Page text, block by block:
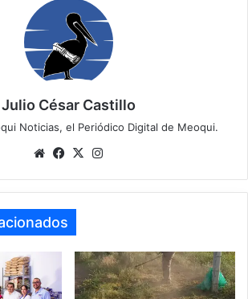
Julio César Castillo
Noticias, el Periódico Digital de Meoqui.
We
te
Fa
bo
ok
X
ra